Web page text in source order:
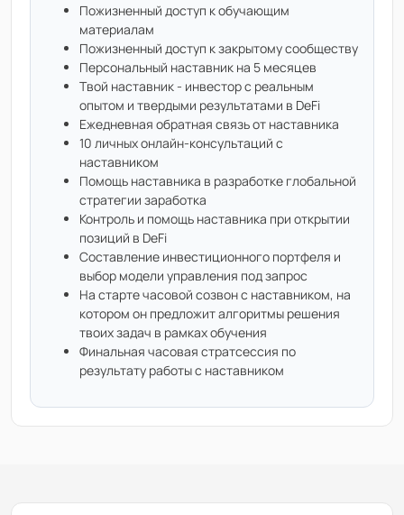
Пожизненный доступ к обучающим
материалам
Пожизненный доступ к закрытому сообществу
Персональный наставник на 5 месяцев
Твой наставник - инвестор с реальным
опытом и твердыми результатами в DeFi
Ежедневная обратная связь от наставника
10 личных онлайн-консультаций с
наставником
Помощь наставника в разработке глобальной
стратегии заработка
Контроль и помощь наставника при открытии
позиций в DeFi
Составление инвестиционного портфеля и
выбор модели управления под запрос
На старте часовой созвон с наставником, на
котором он предложит алгоритмы решения
твоих задач в рамках обучения
Финальная часовая стратсессия по
результату работы с наставником